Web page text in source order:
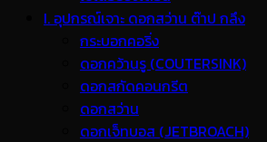
I. อุปกรณ์เจาะ ดอกสว่าน ต๊าป กลึง
กระบอกคอริ่ง
ดอกคว้านรู (COUTERSINK)
ดอกสกัดคอนกรีต
ดอกสว่าน
ดอกเจ็ทบอส (JETBROACH)